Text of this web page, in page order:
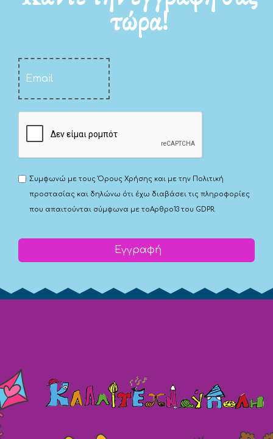
τώρα!
Συμφωνώ με τουςΌρους Χρήσης και με την Πολιτική
προστασίας και δηλώνω ότι έχω διαβάσει τις πληροφορίες
που απαιτούνται σύμφωνα με τοΑρθρο13 του GDPR.
Εγγραφή